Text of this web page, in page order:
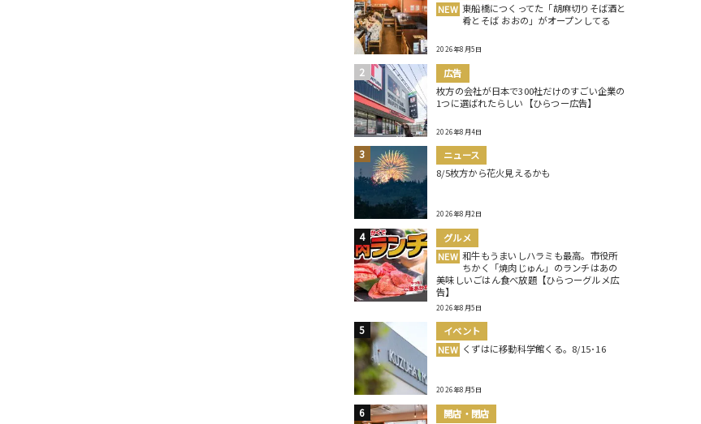
NEW 東船橋につくってた「胡麻切りそば酒と
肴とそば おおの」がオープンしてる
2026年8月5日
広告
枚方の会社が日本で300社だけのすごい企業の
1つに選ばれたらしい【ひらつー広告】
2026年8月4日
ニュース
8/5枚方から花火見えるかも
2026年8月2日
グルメ
NEW 和牛もうまいしハラミも最高。市役所
ちかく「焼肉じゅん」のランチはあの
美味しいごはん食べ放題【ひらつーグルメ広
告】
2026年8月5日
イベント
NEW くずはに移動科学館くる。8/15･16
2026年8月5日
開店・閉店